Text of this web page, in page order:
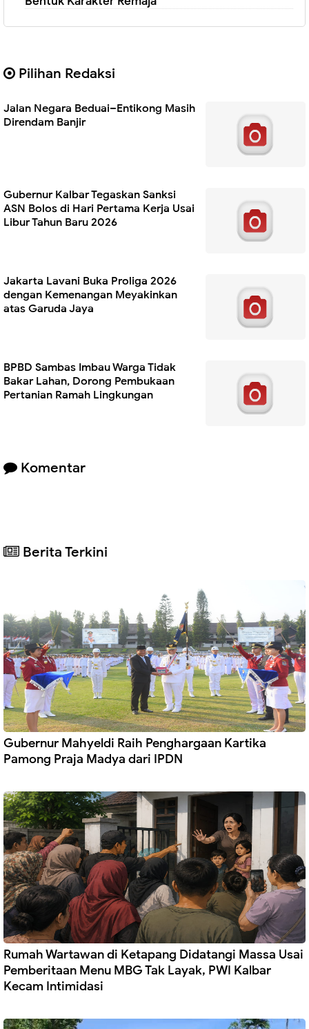
Pilihan Redaksi
Jalan Negara Beduai–Entikong Masih
Direndam Banjir
Gubernur Kalbar Tegaskan Sanksi
ASN Bolos di Hari Pertama Kerja Usai
Libur Tahun Baru 2026
Jakarta Lavani Buka Proliga 2026
dengan Kemenangan Meyakinkan
atas Garuda Jaya
BPBD Sambas Imbau Warga Tidak
Bakar Lahan, Dorong Pembukaan
Pertanian Ramah Lingkungan
Komentar
Berita Terkini
Gubernur Mahyeldi Raih Penghargaan Kartika
Pamong Praja Madya dari IPDN
Rumah Wartawan di Ketapang Didatangi Massa Usai
Pemberitaan Menu MBG Tak Layak, PWI Kalbar
Kecam Intimidasi